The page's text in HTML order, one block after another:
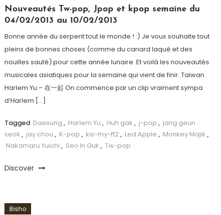
Nouveautés Tw-pop, Jpop et kpop semaine du
04/02/2013 au 10/02/2013
Bonne année du serpent tout le monde ! :) Je vous souhaite tout
pleins de bonnes choses (comme du canard laqué et des
nouilles sauté) pour cette année lunaire. Et voilà les nouveautés
musicales asiatiques pour la semaine qui vient de finir. Taiwan
Harlem Yu – 在一起 On commence par un clip vraiment sympa
d’Harlem […]
Tagged Daesung , Harlem Yu , Huh gak , j-pop , jang geun
seok , jay chou , K-pop , kis-my-ft2, Led Apple , Monkey Majik ,
Nakamaru Yuichi , Seo In Guk , Tw-pop
Discover
Bisho